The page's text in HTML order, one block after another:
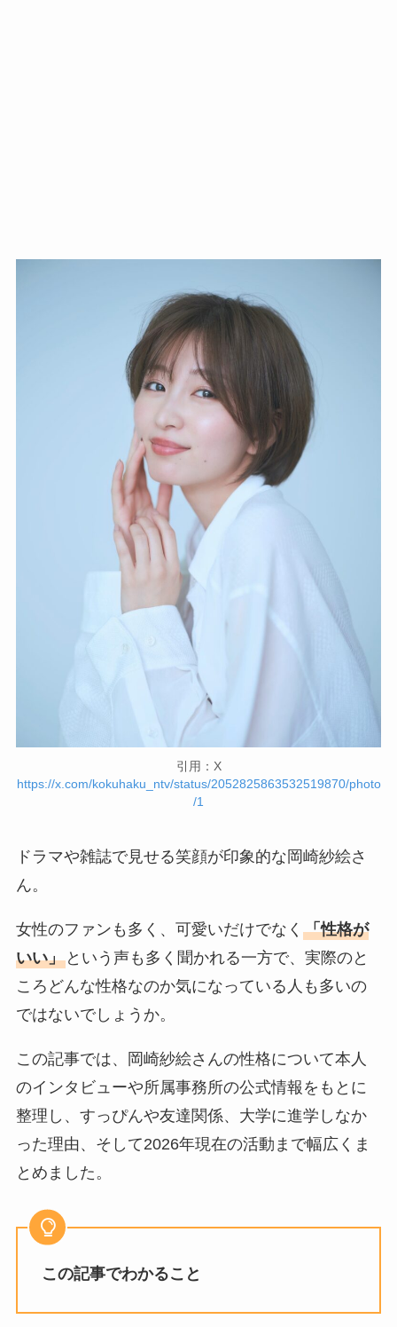
引用：X
https://x.com/kokuhaku_ntv/status/2052825863532519870/photo
/1
ドラマや雑誌で見せる笑顔が印象的な岡崎紗絵さ
ん。
女性のファンも多く、可愛いだけでなく 「性格が
いい」という声も多く聞かれる一方で、実際のと
ころどんな性格なのか気になっている人も多いの
ではないでしょうか。
この記事では、岡崎紗絵さんの性格について本人
のインタビューや所属事務所の公式情報をもとに
整理し、すっぴんや友達関係、大学に進学しなか
った理由、そして2026年現在の活動まで幅広くま
とめました。
この記事でわかること